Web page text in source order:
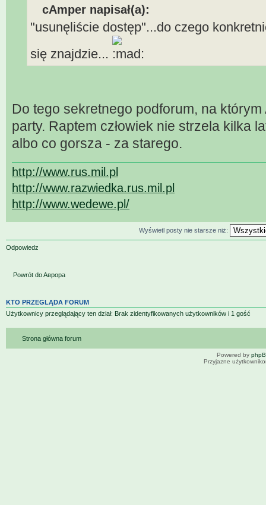
cAmper napisał(a):
"usunęliście dostęp"...do czego
się znajdzie...
Do tego sekretnego podforum, na którym
party. Raptem człowiek nie strzela kilka
albo co gorsza - za starego.
http://www.rus.mil.pl
http://www.razwiedka.rus.mil.pl
http://www.wedewe.pl/
Wyświetl posty nie starsze niż:
Odpowiedz
Powrót do Aврора
KTO PRZEGLĄDA FORUM
Użytkownicy przeglądający ten dział: Brak zidentyfikowanych użytkowników i 1 gość
Strona główna forum
Powered by
Przyjazne